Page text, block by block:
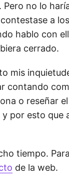
no lo
a
hablo con
cerrado.
mis
contando
o reseñar
por esto que
tiempo.
de la web.